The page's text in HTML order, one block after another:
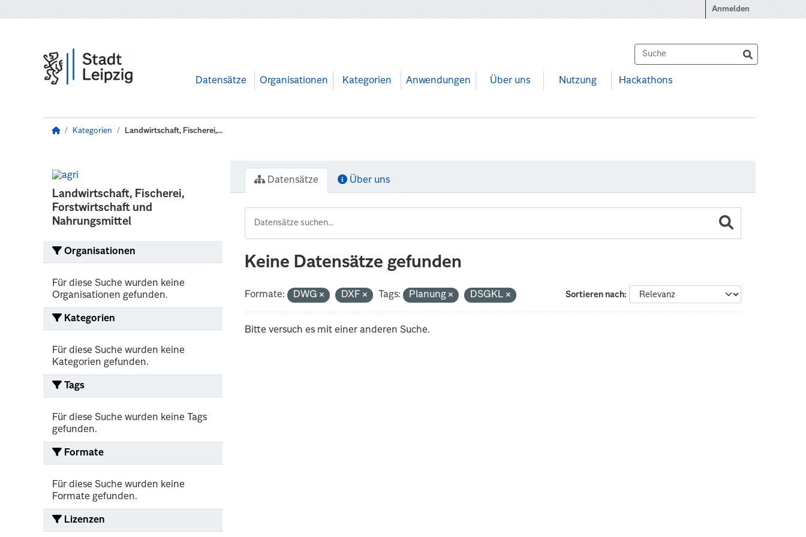
Anmelden
Datensätze Organisationen Kategorien Anwendungen Über uns Nutzung Hackathons
Kategorien Landwirtschaft, Fischerei,...
Landwirtschaft, Fischerei,
Forstwirtschaft und
Nahrungsmittel
Organisationen
Für diese Suche wurden keine
Organisationen gefunden.
Kategorien
Für diese Suche wurden keine
Kategorien gefunden.
Tags
Für diese Suche wurden keine Tags
gefunden.
Formate
Für diese Suche wurden keine
Formate gefunden.
Lizenzen
Datensätze Über uns
Keine Datensätze gefunden
Sortieren nach
Formate: DWG DXF Tags: Planung DSGKL
Bitte versuch es mit einer anderen Suche.